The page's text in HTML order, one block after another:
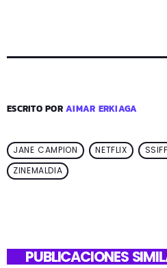
ESCRITO PORAIMAR ERKIAGA
JANE CAMPION NETFLIX SSIFF
ZINEMALDIA
PUBLICACIONES